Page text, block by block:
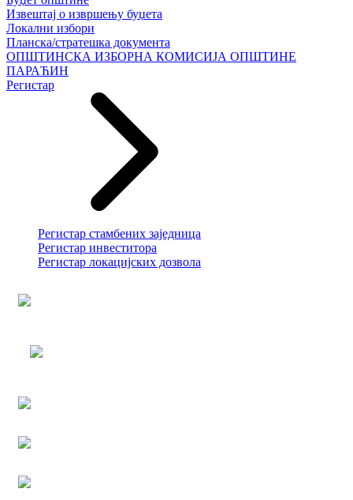
Извештај о извршењу буџета
Локални избори
Планска/стратешка документа
ОПШТИНСКА ИЗБОРНА КОМИСИЈА ОПШТИНЕ
ПАРАЋИН
Регистар
Регистар стамбених заједница
Регистар инвеститора
Регистар локацијских дозвола